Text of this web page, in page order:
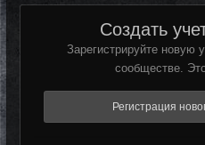
Создать
Зарегистрируйте новую
сообществе.
Регистрация